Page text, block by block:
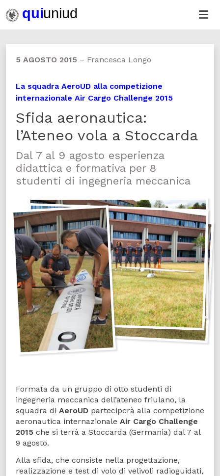
5 AGOSTO 2015 – Francesca Longo
La squadra AeroUD alla competizione
internazionale Air Cargo Challenge 2015
Sfida aeronautica:
l’Ateneo vola a Stoccarda
Dal 7 al 9 agosto esperienza
didattica e formativa per 8
studenti di ingegneria meccanica
Formata da un gruppo di otto studenti di
ingegneria meccanica dell’ateneo friulano, la
squadra di AeroUD parteciperà alla competizione
aeronautica internazionale Air Cargo Challenge
2015 che si terrà a Stoccarda (Germania) dal 7 al
9 agosto.
Alla sfida, che consiste nella progettazione,
realizzazione e test di volo di velivoli radioguidati,